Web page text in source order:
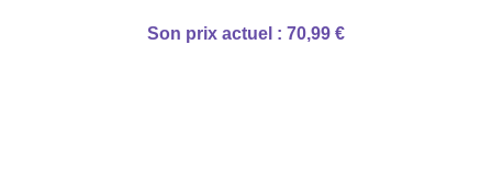
Son prix actuel : 70,99 €